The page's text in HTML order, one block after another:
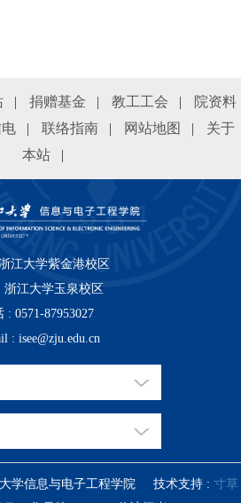
| 捐赠基金 | 教工工会 |
院资料
| 联络指南 | 网站地图 |
关于
本站
|
江大学紫金港校区
浙江大学玉泉校区
: 0571-87953027
: isee@zju.edu.cn
学信息与电子工程学院 技术支持 : 寸草